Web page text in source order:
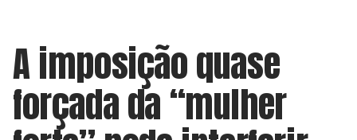
A imposição quase
forçada da “mulher